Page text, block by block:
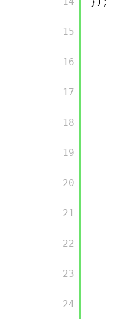
       15
       16
       17
       18
       19
       20
       21
       22
       23
       24